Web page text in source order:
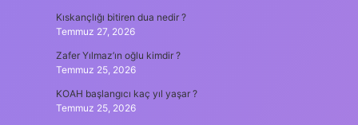
Kıskançlığı bitiren dua nedir ?
Temmuz 27, 2026
Zafer Yılmaz’ın oğlu kimdir ?
Temmuz 25, 2026
KOAH başlangıcı kaç yıl yaşar ?
Temmuz 25, 2026